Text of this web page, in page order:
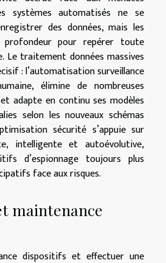
systèmes automatisés ne se
des données, mais les
profondeur pour repérer toute
Le traitement données massives
: l’automatisation surveillance
élimine de nombreuses
adapte en continu ses modèles
selon les nouveaux schémas
sécurité s’appuie sur
intelligente et autoévolutive,
d’espionnage toujours plus
face aux risques.
maintenance
dispositifs et effectuer une